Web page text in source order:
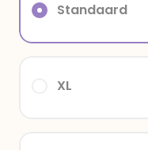
XL
Standaard